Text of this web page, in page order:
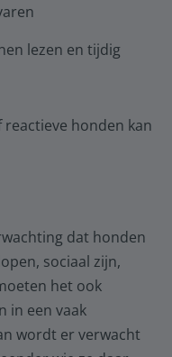
lezen en tijdig
honden kan
dat honden
sociaal zijn,
het ook
in een vaak
wordt er verwacht